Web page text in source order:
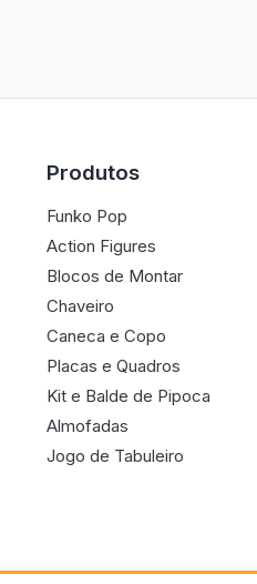
Produtos
Funko Pop
Action Figures
Blocos de Montar
Chaveiro
Caneca e Copo
Placas e Quadros
Kit e Balde de Pipoca
Almofadas
Jogo de Tabuleiro